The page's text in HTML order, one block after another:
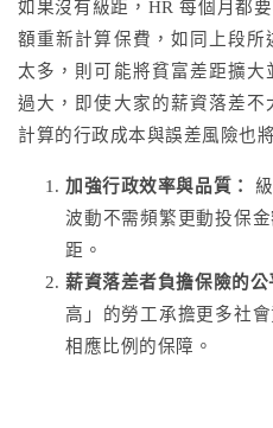
如果沒有級距，HR 每個月都
額重新計算保費，如同上段
太多，則可能將貧富差距擴
過大，即使大家的薪資落差
計算的行政成本與誤差風險也
加強行政效率與品質：
波動不需頻繁更動投保
距。
薪資落差者負擔保險的
高」的勞工承擔更多社
相應比例的保障。